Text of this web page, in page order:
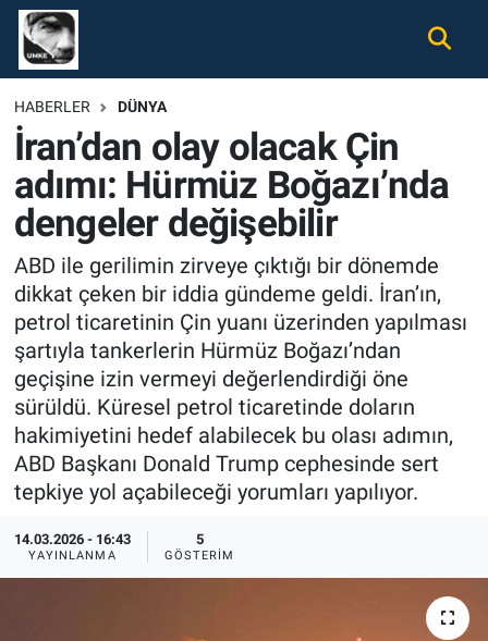
HABERLER DÜNYA
İran’dan olay olacak Çin
adımı: Hürmüz Boğazı’nda
dengeler değişebilir
ABD ile gerilimin zirveye çıktığı bir dönemde
dikkat çeken bir iddia gündeme geldi. İran’ın,
petrol ticaretinin Çin yuanı üzerinden yapılması
şartıyla tankerlerin Hürmüz Boğazı’ndan
geçişine izin vermeyi değerlendirdiği öne
sürüldü. Küresel petrol ticaretinde doların
hakimiyetini hedef alabilecek bu olası adımın,
ABD Başkanı Donald Trump cephesinde sert
tepkiye yol açabileceği yorumları yapılıyor.
14.03.2026 - 16:43
YAYINLANMA
5
GÖSTERIM
Gündem
Ekonomi
Spor
Magazin
Tüm Haberler
İletişim
Künye
Nöbetçi Eczaneler
Hava Durumu
Namaz Vakitleri
Trafik Durumu
Süper Lig Puan Durumu ve Fikstür
Tüm Manşetler
Son Dakika Haberleri
Haber Arşivi